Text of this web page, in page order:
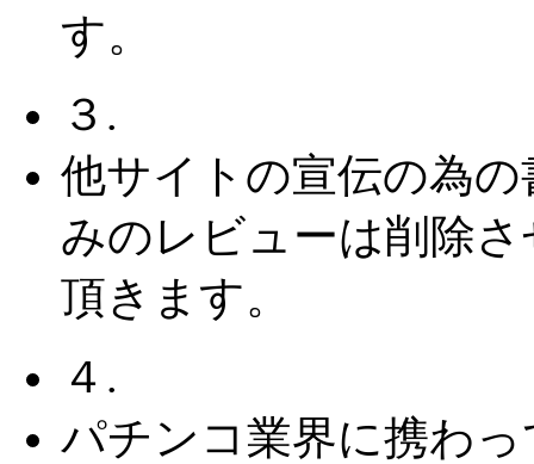
す。
３.
他サイトの宣伝の為の
みのレビューは削除さ
頂きます。
４.
パチンコ業界に携わっ